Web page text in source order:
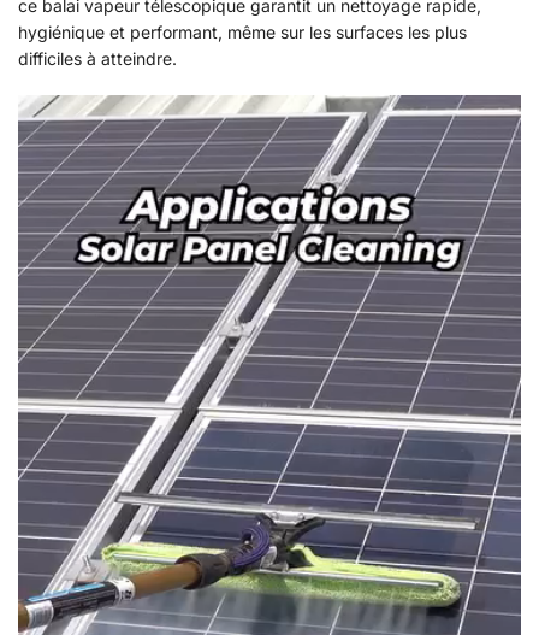
ce balai vapeur télescopique garantit un nettoyage rapide,
hygiénique et performant, même sur les surfaces les plus
difficiles à atteindre.